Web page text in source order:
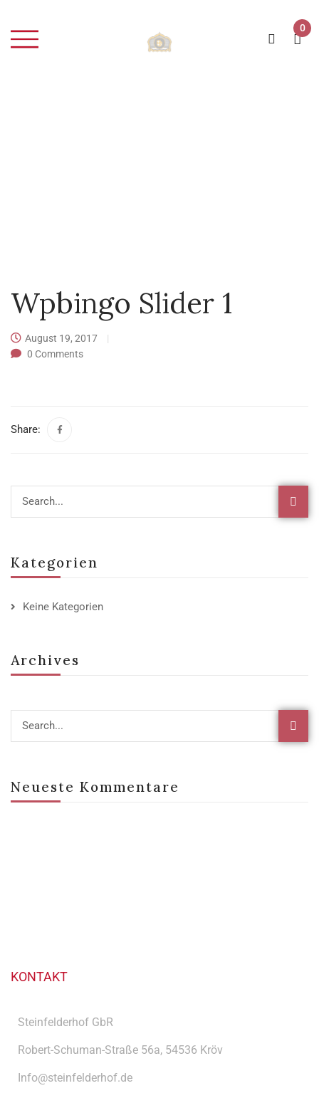
0
Kategorien
Keine Kategorien
Archives
Neueste Kommentare
Wpbingo Slider 1
August 19, 2017
0 Comments
Share:
KONTAKT
Steinfelderhof GbR
Robert-Schuman-Straße 56a, 54536 Kröv
Info@steinfelderhof.de